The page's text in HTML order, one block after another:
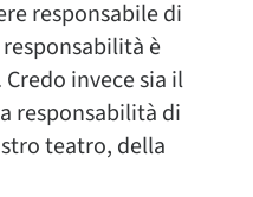
responsabile di
è
invece sia il
responsabilità di
teatro, della